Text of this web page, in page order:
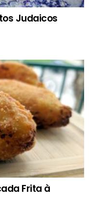
Judaicos
Frita à